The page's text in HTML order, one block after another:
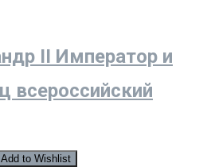
II Император и
всероссийский
Add to Wishlist